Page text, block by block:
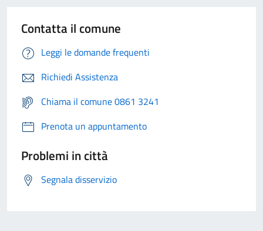
Contatta il comune
Leggi le domande frequenti
Richiedi Assistenza
Chiama il comune 0861 3241
Prenota un appuntamento
Problemi in città
Segnala disservizio